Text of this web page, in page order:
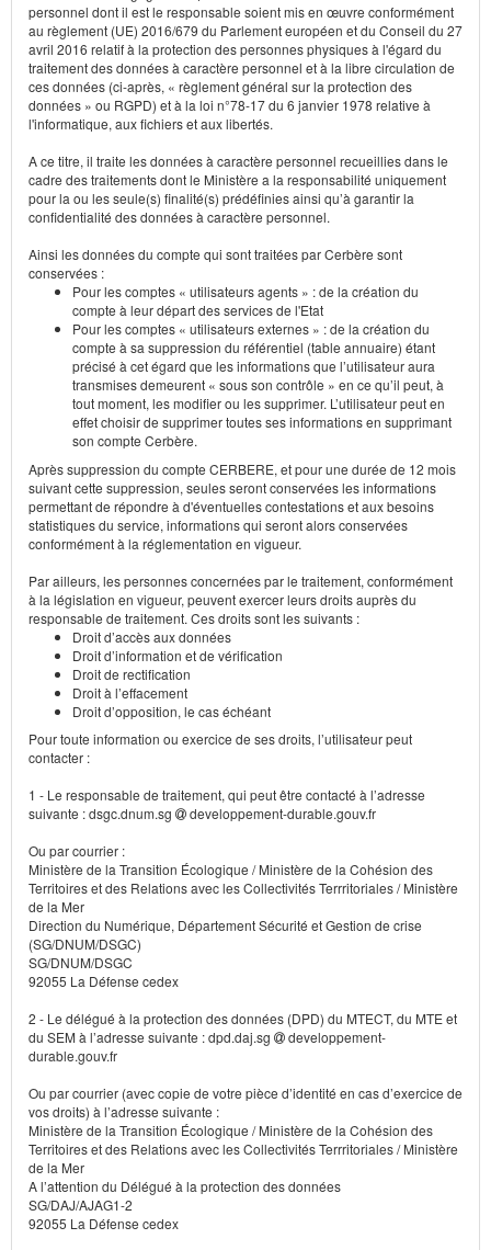
personnel dont il est le responsable soient mis en œuvre conformément
au règlement (UE) 2016/679 du Parlement européen et du Conseil du 27
avril 2016 relatif à la protection des personnes physiques à l'égard du
traitement des données à caractère personnel et à la libre circulation de
ces données (ci-après, « règlement général sur la protection des
données » ou RGPD) et à la loi n°78-17 du 6 janvier 1978 relative à
l'informatique, aux fichiers et aux libertés.
A ce titre, il traite les données à caractère personnel recueillies dans le
cadre des traitements dont le Ministère a la responsabilité uniquement
pour la ou les seule(s) finalité(s) prédéfinies ainsi qu’à garantir la
confidentialité des données à caractère personnel.
Ainsi les données du compte qui sont traitées par Cerbère sont
conservées :
Pour les comptes « utilisateurs agents » : de la création du
compte à leur départ des services de l'Etat
Pour les comptes « utilisateurs externes » : de la création du
compte à sa suppression du référentiel (table annuaire) étant
précisé à cet égard que les informations que l’utilisateur aura
transmises demeurent « sous son contrôle » en ce qu’il peut, à
tout moment, les modifier ou les supprimer. L’utilisateur peut en
effet choisir de supprimer toutes ses informations en supprimant
son compte Cerbère.
Après suppression du compte CERBERE, et pour une durée de 12 mois
suivant cette suppression, seules seront conservées les informations
permettant de répondre à d'éventuelles contestations et aux besoins
statistiques du service, informations qui seront alors conservées
conformément à la réglementation en vigueur.
Par ailleurs, les personnes concernées par le traitement, conformément
à la législation en vigueur, peuvent exercer leurs droits auprès du
responsable de traitement. Ces droits sont les suivants :
Droit d’accès aux données
Droit d’information et de vérification
Droit de rectification
Droit à l’effacement
Droit d’opposition, le cas échéant
Pour toute information ou exercice de ses droits, l’utilisateur peut
contacter :
1 - Le responsable de traitement, qui peut être contacté à l’adresse
suivante : dsgc.dnum.sg
developpement-durable.gouv.fr
Ou par courrier :
Ministère de la Transition Écologique / Ministère de la Cohésion des
Territoires et des Relations avec les Collectivités Terrritoriales / Ministère
de la Mer
Direction du Numérique, Département Sécurité et Gestion de crise
(SG/DNUM/DSGC)
SG/DNUM/DSGC
92055 La Défense cedex
2 - Le délégué à la protection des données (DPD) du MTECT, du MTE et
du SEM à l’adresse suivante : dpd.daj.sg
developpement-
durable.gouv.fr
Ou par courrier (avec copie de votre pièce d’identité en cas d’exercice de
vos droits) à l’adresse suivante :
Ministère de la Transition Écologique / Ministère de la Cohésion des
Territoires et des Relations avec les Collectivités Terrritoriales / Ministère
de la Mer
A l’attention du Délégué à la protection des données
SG/DAJ/AJAG1-2
92055 La Défense cedex